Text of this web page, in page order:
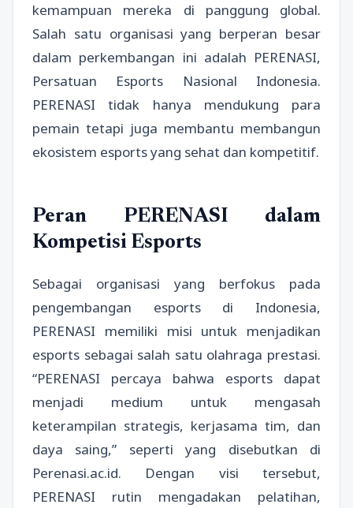
kemampuan mereka di panggung global.
Salah satu organisasi yang berperan besar
dalam perkembangan ini adalah PERENASI,
Persatuan Esports Nasional Indonesia.
PERENASI tidak hanya mendukung para
pemain tetapi juga membantu membangun
ekosistem esports yang sehat dan kompetitif.
Peran PERENASI dalam
Kompetisi Esports
Sebagai organisasi yang berfokus pada
pengembangan esports di Indonesia,
PERENASI memiliki misi untuk menjadikan
esports sebagai salah satu olahraga prestasi.
“PERENASI percaya bahwa esports dapat
menjadi medium untuk mengasah
keterampilan strategis, kerjasama tim, dan
daya saing,” seperti yang disebutkan di
Perenasi.ac.id. Dengan visi tersebut,
PERENASI rutin mengadakan pelatihan,